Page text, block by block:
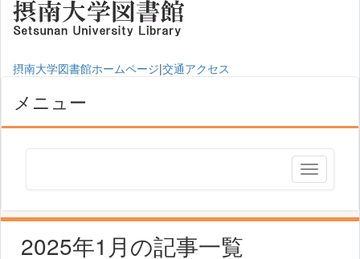
摂南大学図書館ホームページ|交通アクセス
メニュー
2025年1月の記事一覧